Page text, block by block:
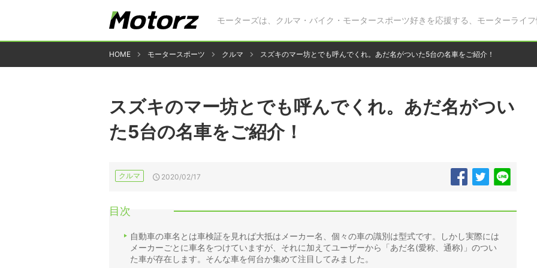
モーターズは、クルマ・バイク・モータースポーツ好きを応援する、モーターライフ
HOME モータースポーツ クルマ スズキのマー坊とでも呼んでくれ。あだ名がついた5台の名車をご紹介！
スズキのマー坊とでも呼んでくれ。あだ名がつい
た5台の名車をご紹介！
クルマ 2020/02/17
目次
自動車の車名とは車検証を見れば大抵はメーカー名、個々の車の識別は型式です。しかし実際には
メーカーごとに車名をつけていますが、それに加えてユーザーから「あだ名(愛称、通称)」のつい
た車が存在します。そんな車を何台か集めて注目してみました。